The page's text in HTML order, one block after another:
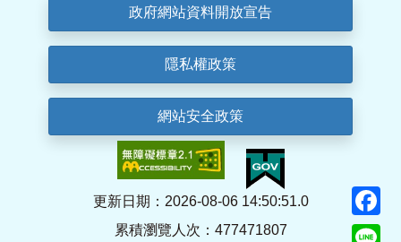
政府網站資料開放宣告
隱私權政策
網站安全政策
更新日期：2026-08-06 14:50:51.0
累積瀏覽人次：477471807